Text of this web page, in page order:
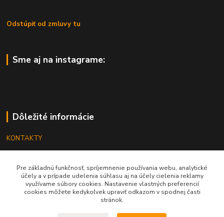
Odstúpiť od zmluvy tu
Sme aj na instagrame:
Dôležité informácie
KONTAKTY
REKLAMÁCIE
KATALÓGY
Pre základnú funkčnosť, spríjemnenie používania webu, analytické
účely a v prípade udelenia súhlasu aj na účely cielenia reklamy
využívame súbory cookies. Nastavenie vlastných preferencií
cookies môžete kedykoľvek upraviť odkazom v spodnej časti
stránok.